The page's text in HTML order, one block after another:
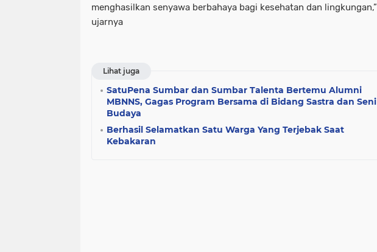
menghasilkan senyawa berbahaya bagi kesehatan dan lingkungan,”
ujarnya
Lihat juga
SatuPena Sumbar dan Sumbar Talenta Bertemu Alumni
MBNNS, Gagas Program Bersama di Bidang Sastra dan Seni
Budaya
Berhasil Selamatkan Satu Warga Yang Terjebak Saat
Kebakaran